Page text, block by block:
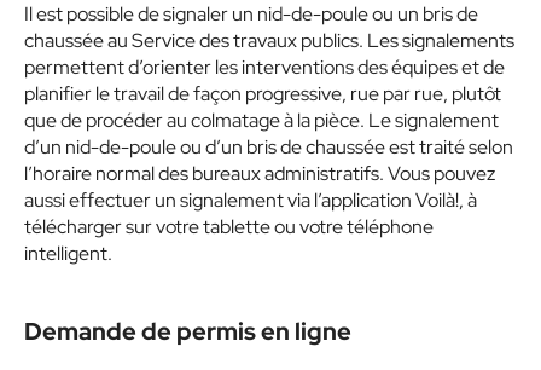
Il est possible de signaler un nid-de-poule ou un bris de
chaussée au Service des travaux publics. Les signalements
permettent d’orienter les interventions des équipes et de
planifier le travail de façon progressive, rue par rue, plutôt
que de procéder au colmatage à la pièce. Le signalement
d’un nid-de-poule ou d’un bris de chaussée est traité selon
l’horaire normal des bureaux administratifs. Vous pouvez
aussi effectuer un signalement via l’application Voilà!, à
télécharger sur votre tablette ou votre téléphone
intelligent.
Demande de permis en ligne